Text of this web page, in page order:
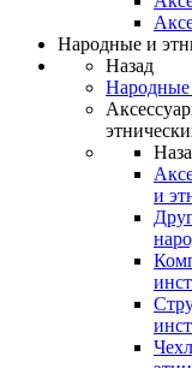
Народные и
Назад
Народные
и